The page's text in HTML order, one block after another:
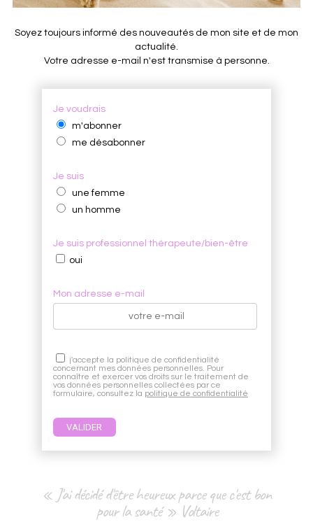
Soyez toujours informé des nouveautés de mon site et de mon
actualité.
Votre adresse e-mail n'est transmise à personne.
Je voudrais
m'abonner
me désabonner
Je suis
une femme
un homme
Je suis professionnel thérapeute/bien-être
oui
Mon adresse e-mail
j'accepte la politique de confidentialité
concernant mes données personnelles. Pour
connaître et exercer vos droits sur le traitement de
vos données personnelles collectées par ce
formulaire, consultez la politique de confidentialité
« J'ai décidé d'être heureux parce que c'est bon
pour la santé » Voltaire